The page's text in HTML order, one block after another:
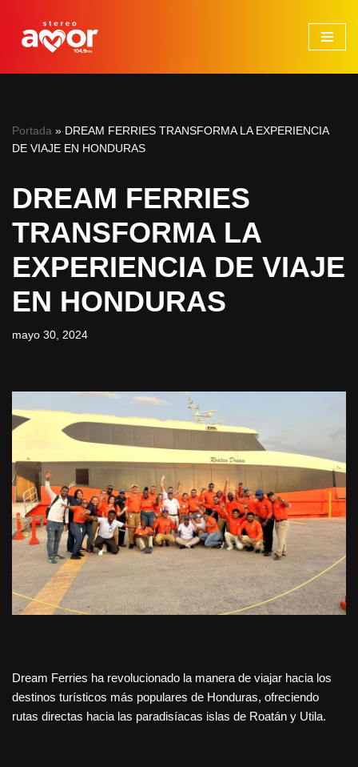
Saltar
Portada » DREAM FERRIES TRANSFORMA LA EXPERIENCIA
DE VIAJE EN HONDURAS
DREAM FERRIES
TRANSFORMA LA
EXPERIENCIA DE VIAJE
EN HONDURAS
mayo 30, 2024
Dream Ferries ha revolucionado la manera de viajar hacia los
destinos turísticos más populares de Honduras, ofreciendo
rutas directas hacia las paradisíacas islas de Roatán y Utila.